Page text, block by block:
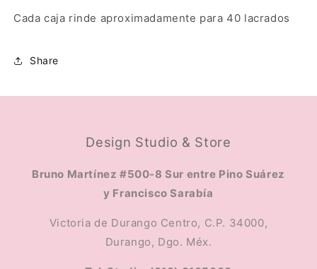
Cada caja rinde aproximadamente para 40 lacrados
Share
Design Studio & Store
Bruno Martínez #500-8 Sur entre Pino Suárez
y Francisco Sarabía
Victoria de Durango Centro, C.P. 34000,
Durango, Dgo. Méx.